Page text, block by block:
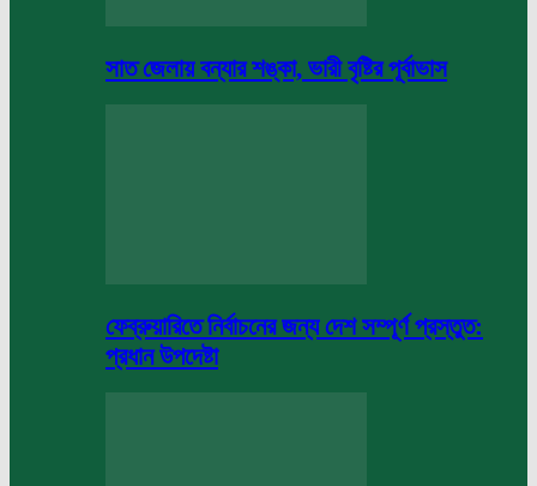
সাত জেলায় বন্যার শঙ্কা, ভারী বৃষ্টির পূর্বাভাস
ফেব্রুয়ারিতে নির্বাচনের জন্য দেশ সম্পূর্ণ প্রস্তুত:
প্রধান উপদেষ্টা